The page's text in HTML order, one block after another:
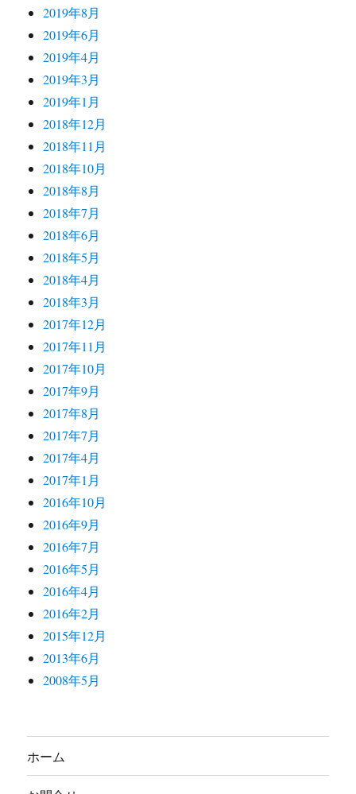
2019年8月
2019年6月
2019年4月
2019年3月
2019年1月
2018年12月
2018年11月
2018年10月
2018年8月
2018年7月
2018年6月
2018年5月
2018年4月
2018年3月
2017年12月
2017年11月
2017年10月
2017年9月
2017年8月
2017年7月
2017年4月
2017年1月
2016年10月
2016年9月
2016年7月
2016年5月
2016年4月
2016年2月
2015年12月
2013年6月
2008年5月
ホーム